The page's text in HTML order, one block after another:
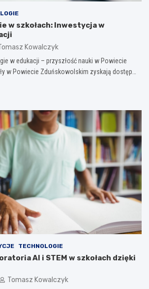
w szkołach: Inwestycja w
Kowalczyk
w edukacji – przyszłość nauki w Powiecie
w Powiecie Zduńskowolskim zyskają dostęp…
TECHNOLOGIE
AI i STEM w szkołach dzięki
Tomasz Kowalczyk